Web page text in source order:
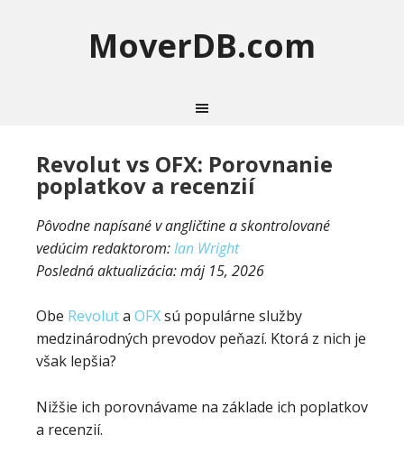
MoverDB.com
Revolut vs OFX: Porovnanie
poplatkov a recenzií
Pôvodne napísané v angličtine a skontrolované
vedúcim redaktorom:Ian Wright
Posledná aktualizácia:máj 15, 2026
Obe Revoluta OFXsú populárne služby
medzinárodných prevodov peňazí. Ktorá z nich je
však lepšia?
Nižšie ich porovnávame na základe ich poplatkov
a recenzií.